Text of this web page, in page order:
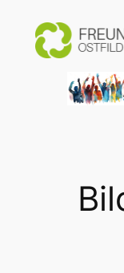
Inhalt
springen